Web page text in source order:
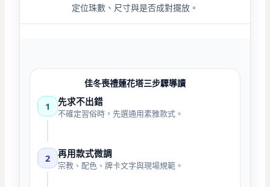
定位珠數、尺寸與是否成對擺放。
佳冬喪禮蓮花塔三步驟導讀
1 先求不出錯
不確定習俗時，先選通用素雅款式。
2 再用款式微調
宗教、配色、牌卡文字與現場規範。